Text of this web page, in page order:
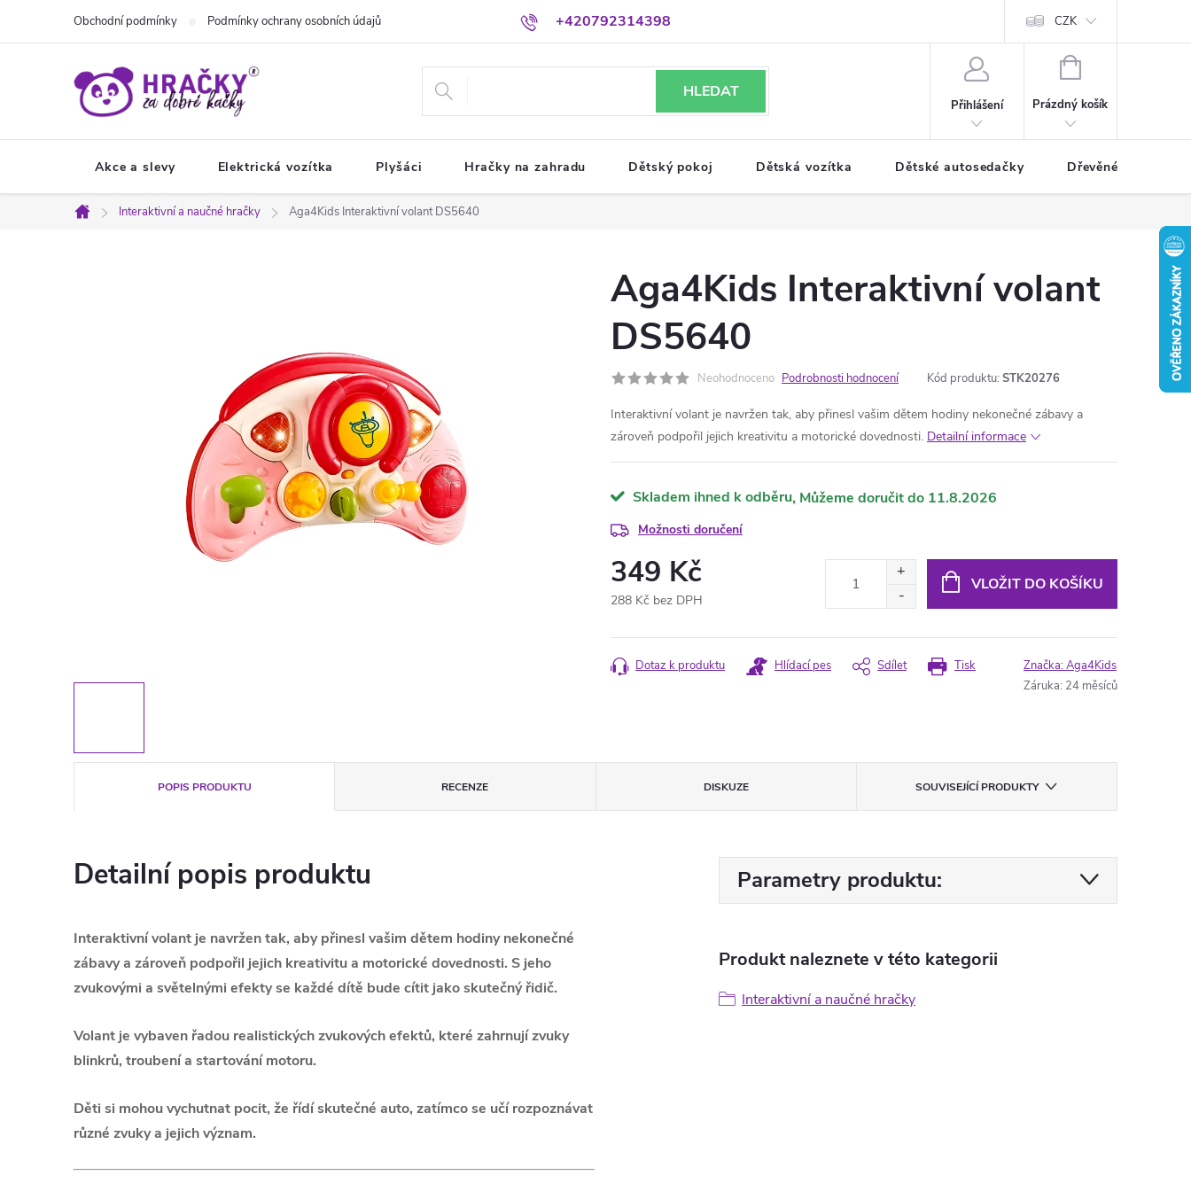
+420792314398
Obchodní podmínky Podmínky ochrany osobních údajů CZK
HLEDAT
Přihlášení
NÁKUPNÍ
Prázdný košík
Akce a slevy Elektrická vozítka Plyšáci Hračky na zahradu Dětský pokoj Dětská vozítka Dětské autosedačky Dřevěné hračky
Domů
Interaktivní a naučné hračky Aga4Kids Interaktivní volant DS5640
Aga4Kids Interaktivní volant
DS5640
Neohodnoceno Podrobnosti hodnocení Kód produktu: STK20276
Interaktivní volant je navržen tak, aby přinesl vašim dětem hodiny nekonečné zábavy a
zároveň podpořil jejich kreativitu a motorické dovednosti. Detailní informace
Skladem ihned k odběru 11.8.2026
Možnosti doručení
349 Kč
288 Kč bez DPH
cena:
VLOŽIT DO KOŠÍKU
Tisk
Dotaz k produktu Hlídací pes Sdílet Značka:Aga4Kids
Záruka: 24 měsíců
POPIS PRODUKTU RECENZE DISKUZE SOUVISEJÍCÍ PRODUKTY
Detailní popis produktu
Interaktivní volant je navržen tak, aby přinesl vašim dětem hodiny nekonečné
zábavy a zároveň podpořil jejich kreativitu a motorické dovednosti. S jeho
zvukovými a světelnými efekty se každé dítě bude cítit jako skutečný řidič.
Volant je vybaven řadou realistických zvukových efektů, které zahrnují zvuky
blinkrů, troubení a startování motoru.
Děti si mohou vychutnat pocit, že řídí skutečné auto, zatímco se učí rozpoznávat
různé zvuky a jejich význam.
Parametry produktu:
Produkt naleznete v této kategorii
Interaktivní a naučné hračky